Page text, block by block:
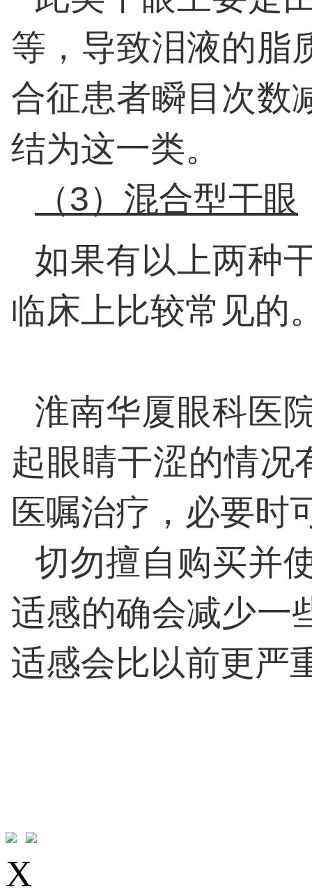
等，导致泪液的脂
合征患者瞬目次数
结为这一类。
（3）混合型干眼
如果有以上两种
临床上比较常见的
淮南华厦眼科医
起眼睛干涩的情况
医嘱治疗，必要时
切勿擅自购买并
适感的确会减少一
适感会比以前更严
X